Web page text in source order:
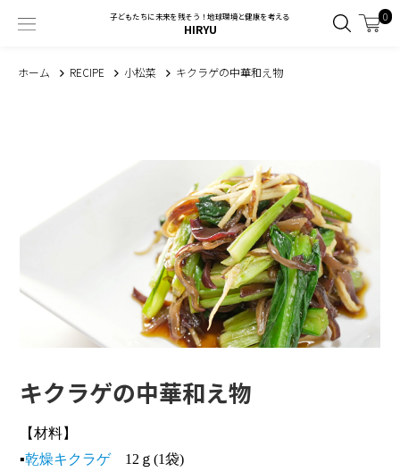
子どもたちに未来を残そう！地球環境と健康を考える
HIRYU
0
ホーム RECIPE 小松菜 キクラゲの中華和え物
キクラゲの中華和え物
【材料】
▪乾燥キクラゲ12ｇ(1袋)